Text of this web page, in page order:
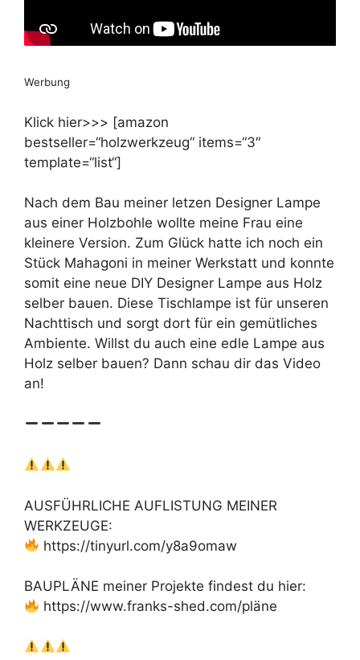
Werbung
Klick hier>>> [amazon
bestseller=“holzwerkzeug“ items=“3″
template=“list“]
Nach dem Bau meiner letzen Designer Lampe
aus einer Holzbohle wollte meine Frau eine
kleinere Version. Zum Glück hatte ich noch ein
Stück Mahagoni in meiner Werkstatt und konnte
somit eine neue DIY Designer Lampe aus Holz
selber bauen. Diese Tischlampe ist für unseren
Nachttisch und sorgt dort für ein gemütliches
Ambiente. Willst du auch eine edle Lampe aus
Holz selber bauen? Dann schau dir das Video
an!
AUSFÜHRLICHE AUFLISTUNG MEINER
WERKZEUGE:
https://tinyurl.com/y8a9omaw
BAUPLÄNE meiner Projekte findest du hier:
https://www.franks-shed.com/pläne